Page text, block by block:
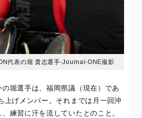
代表の堀 貴志選手-Journal-ONE撮影
堀選手は、福岡県議（現在）であ
上げメンバー。それまでは月一回沖
練習に汗を流していたとのこと。